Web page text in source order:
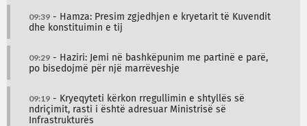
09:39 - Hamza: Presim zgjedhjen e kryetarit të Kuvendit
dhe konstituimin e tij
09:29 - Haziri: Jemi në bashkëpunim me partinë e parë,
po bisedojmë për një marrëveshje
09:19 - Kryeqyteti kërkon rregullimin e shtyllës së
ndriçimit, rasti i është adresuar Ministrisë së
Infrastrukturës